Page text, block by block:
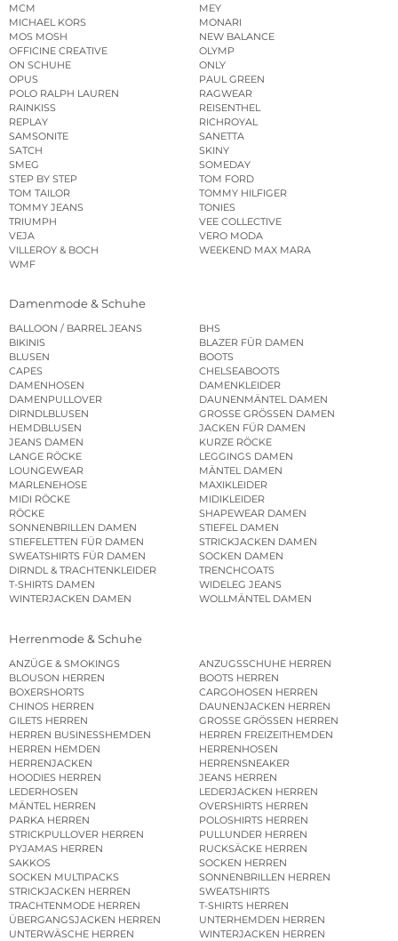
MCM
MEY
MICHAEL KORS
MONARI
MOS MOSH
NEW BALANCE
OFFICINE CREATIVE
OLYMP
ON SCHUHE
ONLY
OPUS
PAUL GREEN
POLO RALPH LAUREN
RAGWEAR
RAINKISS
REISENTHEL
REPLAY
RICHROYAL
SAMSONITE
SANETTA
SATCH
SKINY
SMEG
SOMEDAY
STEP BY STEP
TOM FORD
TOM TAILOR
TOMMY HILFIGER
TOMMY JEANS
TONIES
TRIUMPH
VEE COLLECTIVE
VEJA
VERO MODA
VILLEROY & BOCH
WEEKEND MAX MARA
WMF
Damenmode & Schuhe
BALLOON / BARREL JEANS
BHS
BIKINIS
BLAZER FÜR DAMEN
BLUSEN
BOOTS
CAPES
CHELSEABOOTS
DAMENHOSEN
DAMENKLEIDER
DAMENPULLOVER
DAUNENMÄNTEL DAMEN
DIRNDLBLUSEN
GROSSE GRÖSSEN DAMEN
HEMDBLUSEN
JACKEN FÜR DAMEN
JEANS DAMEN
KURZE RÖCKE
LANGE RÖCKE
LEGGINGS DAMEN
LOUNGEWEAR
MÄNTEL DAMEN
MARLENEHOSE
MAXIKLEIDER
MIDI RÖCKE
MIDIKLEIDER
RÖCKE
SHAPEWEAR DAMEN
SONNENBRILLEN DAMEN
STIEFEL DAMEN
STIEFELETTEN FÜR DAMEN
STRICKJACKEN DAMEN
SWEATSHIRTS FÜR DAMEN
SOCKEN DAMEN
DIRNDL & TRACHTENKLEIDER
TRENCHCOATS
T-SHIRTS DAMEN
WIDELEG JEANS
WINTERJACKEN DAMEN
WOLLMÄNTEL DAMEN
Herrenmode & Schuhe
ANZÜGE & SMOKINGS
ANZUGSSCHUHE HERREN
BLOUSON HERREN
BOOTS HERREN
BOXERSHORTS
CARGOHOSEN HERREN
CHINOS HERREN
DAUNENJACKEN HERREN
GILETS HERREN
GROSSE GRÖSSEN HERREN
HERREN BUSINESSHEMDEN
HERREN FREIZEITHEMDEN
HERREN HEMDEN
HERRENHOSEN
HERRENJACKEN
HERRENSNEAKER
HOODIES HERREN
JEANS HERREN
LEDERHOSEN
LEDERJACKEN HERREN
MÄNTEL HERREN
OVERSHIRTS HERREN
PARKA HERREN
POLOSHIRTS HERREN
STRICKPULLOVER HERREN
PULLUNDER HERREN
PYJAMAS HERREN
RUCKSÄCKE HERREN
SAKKOS
SOCKEN HERREN
SOCKEN MULTIPACKS
SONNENBRILLEN HERREN
STRICKJACKEN HERREN
SWEATSHIRTS
TRACHTENMODE HERREN
T-SHIRTS HERREN
ÜBERGANGSJACKEN HERREN
UNTERHEMDEN HERREN
UNTERWÄSCHE HERREN
WINTERJACKEN HERREN